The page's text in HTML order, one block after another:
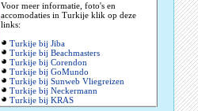
Voor meer informatie, foto's en
accomodaties in Turkije klik op deze
links:
Turkije bij Jiba
Turkije bij Beachmasters
Turkije bij Corendon
Turkije bij GoMundo
Turkije bij Sunweb Vliegreizen
Turkije bij Neckermann
Turkije bij KRAS